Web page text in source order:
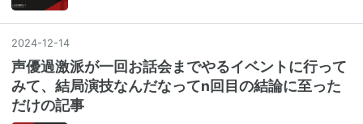
2024-12-14
声優過激派が一回お話会までやるイベントに行って
みて、結局演技なんだなってn回目の結論に至った
だけの記事